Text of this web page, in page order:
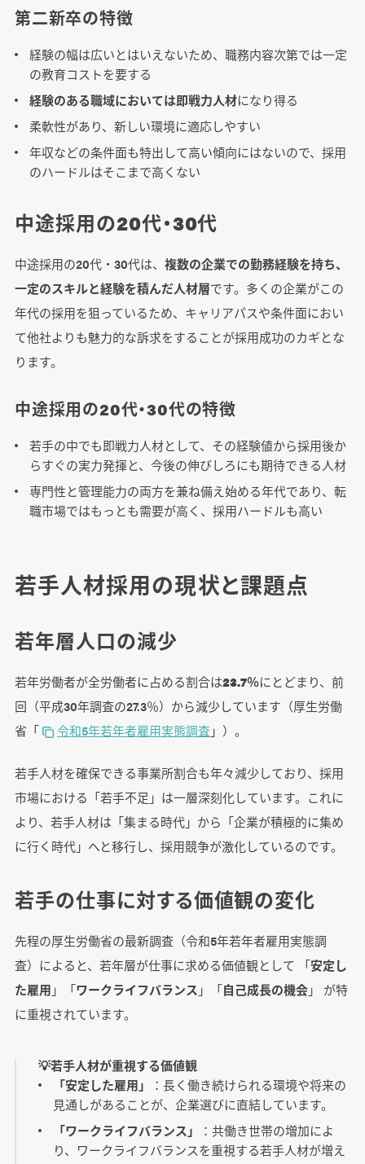
第二新卒の特徴
経験の幅は広いとはいえないため、職務内容次第では一定
の教育コストを要する
経験のある職域においては即戦力人材になり得る
柔軟性があり、新しい環境に適応しやすい
年収などの条件面も特出して高い傾向にはないので、採用
のハードルはそこまで高くない
中途採用の20代・30代
中途採用の20代・30代は、 複数の企業での勤務経験を持ち、
一定のスキルと経験を積んだ人材層です。多くの企業がこの
年代の採用を狙っているため、キャリアパスや条件面におい
て他社よりも魅力的な訴求をすることが採用成功のカギとな
ります。
中途採用の20代・30代の特徴
若手の中でも即戦力人材として、その経験値から採用後か
らすぐの実力発揮と、今後の伸びしろにも期待できる人材
専門性と管理能力の両方を兼ね備え始める年代であり、転
職市場ではもっとも需要が高く、採用ハードルも高い
若手人材採用の現状と課題点
若年層人口の減少
若年労働者が全労働者に占める割合は23.7％にとどまり、前
回（平成30年調査の27.3％）から減少しています（厚生労働
省「
令和5年若年者雇用実態調査」）。
若手人材を確保できる事業所割合も年々減少しており、採用
市場における「若手不足」は一層深刻化しています。これに
より、若手人材は「集まる時代」から「企業が積極的に集め
に行く時代」へと移行し、採用競争が激化しているのです。
若手の仕事に対する価値観の変化
先程の厚生労働省の最新調査（令和5年若年者雇用実態調
査）によると、若年層が仕事に求める価値観として 「安定し
た雇用 」「ワークライフバランス 」「自己成長の機会」 が特
に重視されています。
💡若手人材が重視する価値観
「安定した雇用」
：長く働き続けられる環境や将来の
見通しがあることが、企業選びに直結しています。
「ワークライフバランス」
：共働き世帯の増加によ
り、ワークライフバランスを重視する若手人材が増え